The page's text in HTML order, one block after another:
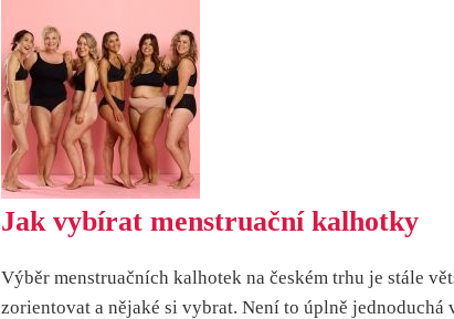
Jak vybírat menstruační kalhotky
Výběr menstruačních kalhotek na českém trhu je stále
zorientovat a nějaké si vybrat. Není to úplně